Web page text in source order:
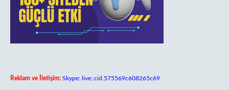
Reklam ve İletişim: Skype: live:.cid.575569c608265c69